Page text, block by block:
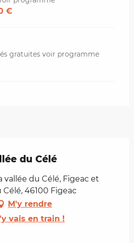
€
gratuites voir programme
du Célé
vallée du Célé, Figeac et
46100 Figeac
M'y rendre
vais en train !